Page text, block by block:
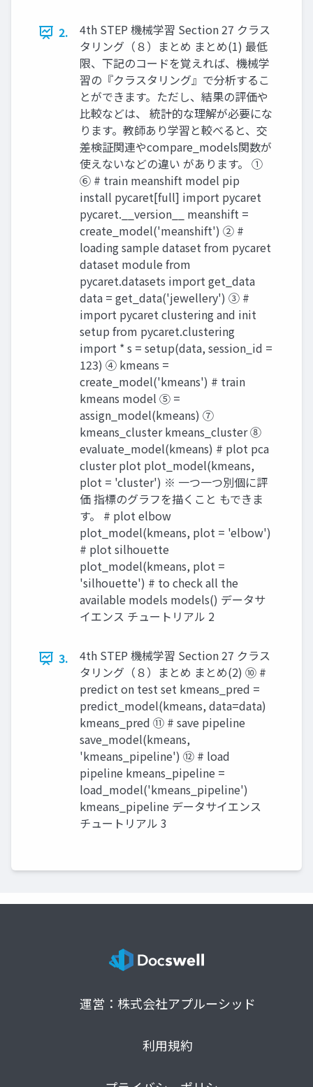
2.
4th STEP 機械学習 Section 27 クラス
タリング（８）まとめ まとめ(1) 最低
限、下記のコードを覚えれば、機械学
習の『クラスタリング』で分析するこ
とができます。ただし、結果の評価や
比較などは、 統計的な理解が必要にな
ります。教師あり学習と較べると、交
差検証関連やcompare_models関数が
使えないなどの違い があります。 ①
⑥ # train meanshift model pip
install pycaret[full] import pycaret
pycaret.__version__ meanshift =
create_model('meanshift') ② #
loading sample dataset from pycaret
dataset module from
pycaret.datasets import get_data
data = get_data('jewellery') ③ #
import pycaret clustering and init
setup from pycaret.clustering
import * s = setup(data, session_id =
123) ④ kmeans =
create_model('kmeans') # train
kmeans model ⑤ =
assign_model(kmeans) ⑦
kmeans_cluster kmeans_cluster ⑧
evaluate_model(kmeans) # plot pca
cluster plot plot_model(kmeans,
plot = 'cluster') ※ 一つ一つ別個に評
価 指標のグラフを描くこと もできま
す。 # plot elbow
plot_model(kmeans, plot = 'elbow')
# plot silhouette
plot_model(kmeans, plot =
'silhouette') # to check all the
available models models() データサ
イエンス チュートリアル 2
3.
4th STEP 機械学習 Section 27 クラス
タリング（８）まとめ まとめ(2) ⑩ #
predict on test set kmeans_pred =
predict_model(kmeans, data=data)
kmeans_pred ⑪ # save pipeline
save_model(kmeans,
'kmeans_pipeline') ⑫ # load
pipeline kmeans_pipeline =
load_model('kmeans_pipeline')
kmeans_pipeline データサイエンス
チュートリアル 3
運営：株式会社アプルーシッド
利用規約